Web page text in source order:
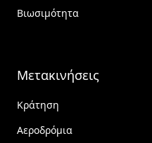
Βιωσιμότητα
Μετακινήσεις
Κράτηση
Αεροδρόμια